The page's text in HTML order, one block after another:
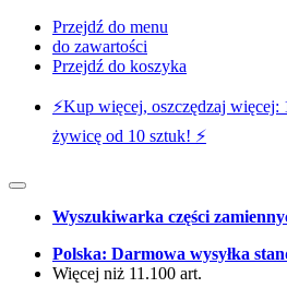
Przejdź do menu
do zawartości
Przejdź do koszyka
⚡️Kup więcej, oszczędzaj
żywicę od 10 sztuk! ⚡️
Wyszukiwarka części
Polska: Darmowa wysyłka
Więcej niż 11.100 art.